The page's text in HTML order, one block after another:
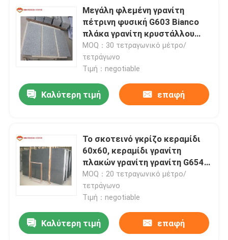
Σχετικά με εμάς
Επισκεψή εργοστασίου
Έλεγχος ποιότητας
Επικοινωνήστε μαζί μας
Ειδήσεις
Υποθέσεις
Ζητήστε μια προσφορά
Πέτρινες πλάκες γρανίτη
Μεγάλη φλεμένη γρανίτη
πέτρινη φυσική G603 Bianco
πλάκα γρανίτη κρυστάλλου
γκρίζα
MOQ：30 τετραγωνικό μέτρο/
τετράγωνο
Τιμή：negotiable
Καλύτερη τιμή επαφή
Το σκοτεινό γκρίζο κεραμίδι
60x60, κεραμίδι γρανίτη
πλακών γρανίτη γρανίτη G654
προσάρμοσε το μέγεθος
MOQ：20 τετραγωνικό μέτρο/
τετράγωνο
Τιμή：negotiable
Καλύτερη τιμή επαφή